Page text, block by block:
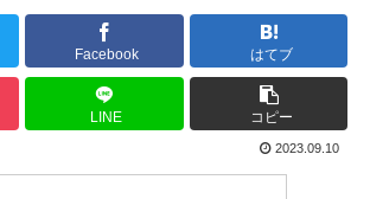
Facebook はてブ
LINE コピー
2023.09.10